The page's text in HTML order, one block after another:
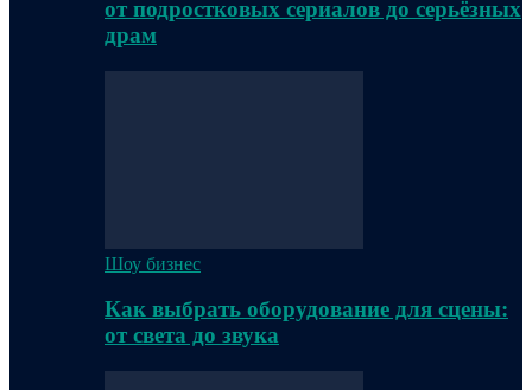
от подростковых сериалов до серьёзных
драм
Шоу бизнес
Как выбрать оборудование для сцены:
от света до звука